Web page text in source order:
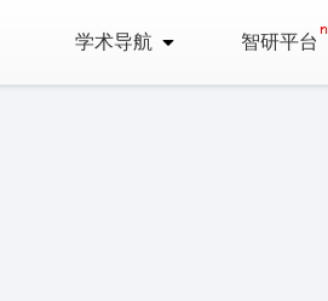
学术导航 智研平台